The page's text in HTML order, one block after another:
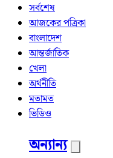
সর্বশেষ
আজকের পত্রিকা
বাংলাদেশ
আন্তর্জাতিক
খেলা
অর্থনীতি
মতামত
ভিডিও
অন্যান্য